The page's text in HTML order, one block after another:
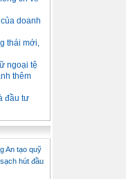
doanh
thái mới,
ngoại tệ
thêm
đầu tư
An tạo quỹ
hút đầu